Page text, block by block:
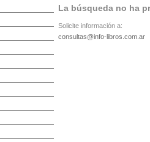
La búsqueda no ha
Solicite información a:
consultas@info-libros.com.ar